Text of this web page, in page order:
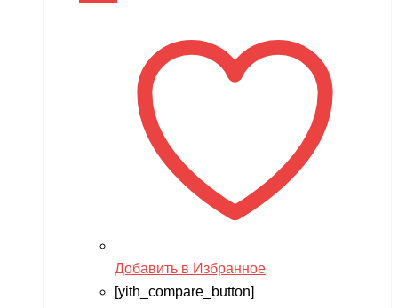
Добавить в Избранное
[yith_compare_button]